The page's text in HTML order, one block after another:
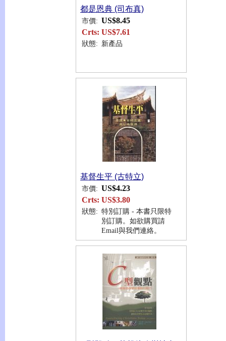
都是恩典 (司布真)
市價: US$8.45
Crts: US$7.61
狀態: 新產品
基督生平 (古特立)
市價: US$4.23
Crts: US$3.80
狀態: 特別訂購 - 本書只限特
別訂購。如欲購買請
Email與我們連絡。